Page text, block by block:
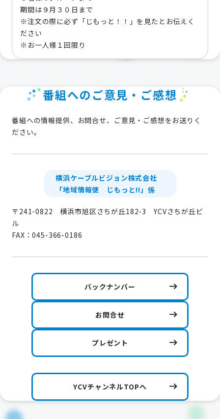
期間は９月３０日まで
※注文の際に必ず「じもっと！！」を見たとお伝えく
ださい
※お一人様１回限り
番組へのご意見・ご感想
番組への情報提供、お問合せ、ご意見・ご感想をお送りく
ださい。
横浜ケーブルビジョン株式会社
「地域情報便 じもっと!!」係
〒241-0822 横浜市旭区さちが丘182-3 YCVさちが丘ビ
ル
FAX：045-366-0186
バックナンバー
お問合せ
プレゼント
YCVチャンネルTOPへ